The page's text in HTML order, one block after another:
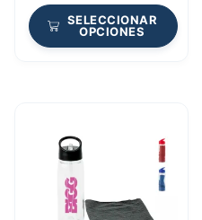
SELECCIONAR
OPCIONES